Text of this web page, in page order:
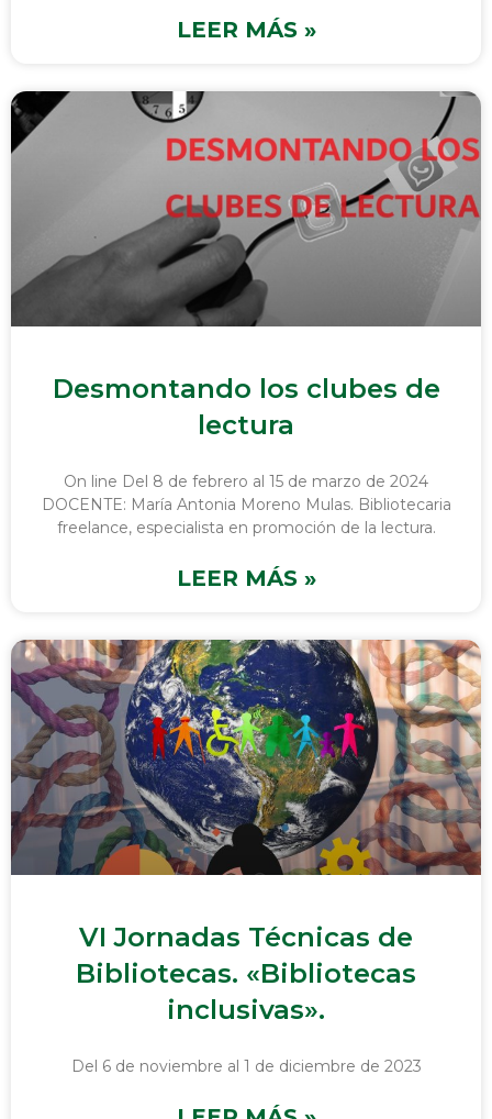
LEER MÁS »
Desmontando los clubes de
lectura
On line Del 8 de febrero al 15 de marzo de 2024
DOCENTE: María Antonia Moreno Mulas. Bibliotecaria
freelance, especialista en promoción de la lectura.
LEER MÁS »
VI Jornadas Técnicas de
Bibliotecas. «Bibliotecas
inclusivas».
Del 6 de noviembre al 1 de diciembre de 2023